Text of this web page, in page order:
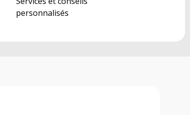
personnalisés